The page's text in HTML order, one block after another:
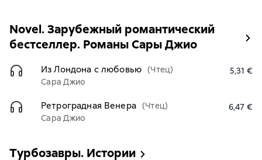
Novel. Зарубежный романтический
бестселлер. Романы Сары Джио
Из Лондона с любовью (Чтец)
Сара Джио
5,31 €
Ретроградная Венера (Чтец)
Сара Джио
6,47 €
Турбозавры. Истории